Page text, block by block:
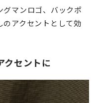
マンロゴ、バックポ
アクセントとして効
クセントに